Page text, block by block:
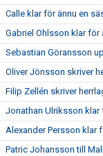
Calle klar för ännu en
Gabriel Ohlsson klar för
Sebastian Göransson
Oliver Jönsson skriver
Filip Zellén skriver
Jonathan Ulriksson klar
Alexander Persson klar
Patric Johansson till